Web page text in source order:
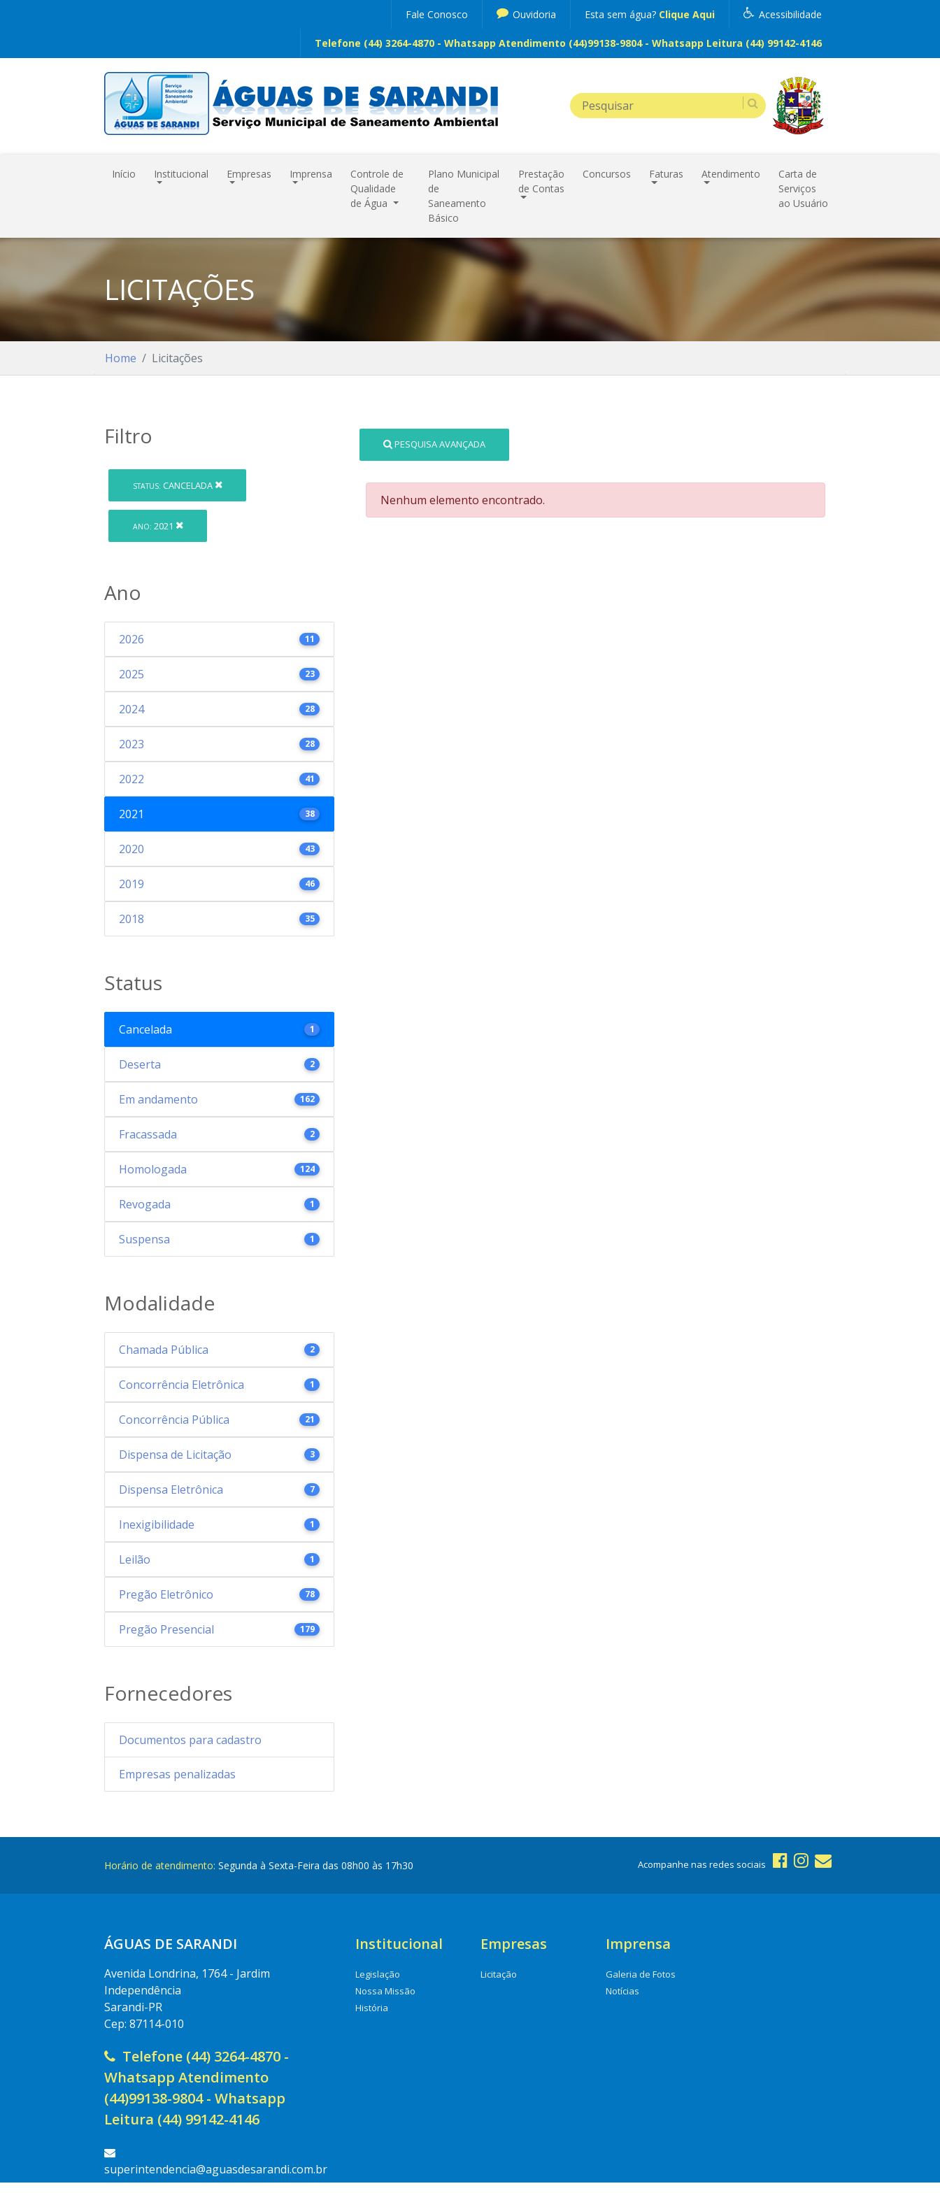
Acessibilidade
Esta sem água? Clique Aqui
Ouvidoria
Fale Conosco
Telefone (44) 3264-4870 - Whatsapp Atendimento (44)99138-9804 - Whatsapp Leitura (44) 99142-4146
Início Institucional Empresas Imprensa
Controle de
Qualidade
de Água
Plano Municipal
de
Saneamento
Básico
Prestação
de Contas
Concursos Faturas Atendimento
Carta de
Serviços
ao Usuário
LICITAÇÕES
Home Licitações
Filtro
STATUS: CANCELADA
ANO: 2021
Ano
2026 11
2025 23
2024 28
2023 28
2022 41
2021 38
2020 43
2019 46
2018 35
Status
Cancelada 1
Deserta 2
Em andamento 162
Fracassada 2
Homologada 124
Revogada 1
Suspensa 1
Modalidade
Chamada Pública 2
Concorrência Eletrônica 1
Concorrência Pública 21
Dispensa de Licitação 3
Dispensa Eletrônica 7
Inexigibilidade 1
Leilão 1
Pregão Eletrônico 78
Pregão Presencial 179
Fornecedores
Documentos para cadastro
Empresas penalizadas
PESQUISA AVANÇADA
Nenhum elemento encontrado.
Horário de atendimento: Segunda à Sexta-Feira das 08h00 às 17h30 Acompanhe nas redes sociais
ÁGUAS DE SARANDI
Avenida Londrina, 1764 - Jardim
Independência
Sarandi-PR
Cep: 87114-010
Telefone (44) 3264-4870 -
Whatsapp Atendimento
(44)99138-9804 - Whatsapp
Leitura (44) 99142-4146
superintendencia@aguasdesarandi.com.br
Institucional
Legislação
Nossa Missão
História
Empresas
Licitação
Imprensa
Galeria de Fotos
Notícias